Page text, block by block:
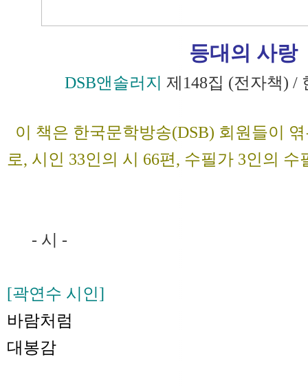
등대의 사랑
DSB앤솔러지 제148집 (전자책)
이 책은 한국문학방송(DSB) 회원들이
로, 시인 33인의 시 66편, 수필가 3인의
- 시 -
[곽연수 시인]
바람처럼
대봉감